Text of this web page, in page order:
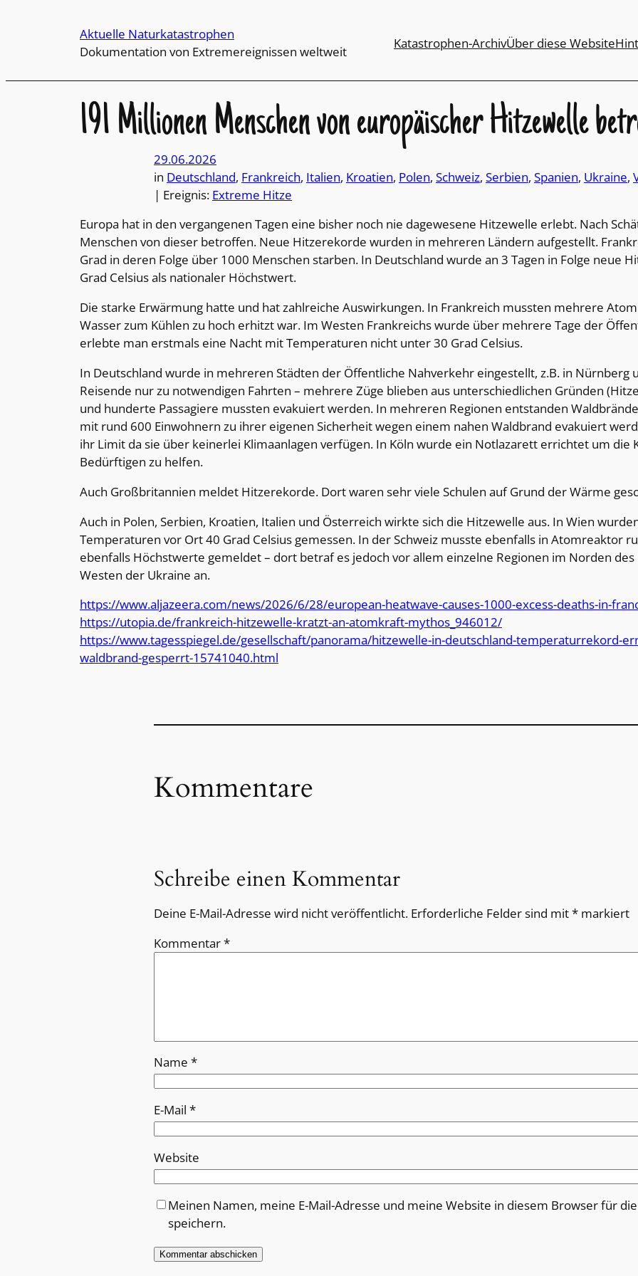
Aktuelle Naturkatastrophen
Dokumentation von Extremereignissen weltweit
Katastrophen-ArchivÜber diese Website
191 Millionen Menschen von europäischer Hitzewelle
29.06.2026
in Deutschland, Frankreich, Italien, Kroatien, Polen, Schweiz, Serbien, Spanien, Ukraine,
| Ereignis: Extreme Hitze
Europa hat in den vergangenen Tagen eine bisher noch nie dagewesene Hitzewelle erlebt. Nach
Menschen von dieser betroffen. Neue Hitzerekorde wurden in mehreren Ländern aufgestellt.
Grad in deren Folge über 1000 Menschen starben. In Deutschland wurde an 3 Tagen in Folge neue
Grad Celsius als nationaler Höchstwert.
Die starke Erwärmung hatte und hat zahlreiche Auswirkungen. In Frankreich mussten mehrere
Wasser zum Kühlen zu hoch erhitzt war. Im Westen Frankreichs wurde über mehrere Tage der
erlebte man erstmals eine Nacht mit Temperaturen nicht unter 30 Grad Celsius.
In Deutschland wurde in mehreren Städten der Öffentliche Nahverkehr eingestellt, z.B. in Nürnberg
Reisende nur zu notwendigen Fahrten – mehrere Züge blieben aus unterschiedlichen Gründen
und hunderte Passagiere mussten evakuiert werden. In mehreren Regionen entstanden
mit rund 600 Einwohnern zu ihrer eigenen Sicherheit wegen einem nahen Waldbrand evakuiert
ihr Limit da sie über keinerlei Klimaanlagen verfügen. In Köln wurde ein Notlazarett errichtet um die
Bedürftigen zu helfen.
Auch Großbritannien meldet Hitzerekorde. Dort waren sehr viele Schulen auf Grund der Wärme
Auch in Polen, Serbien, Kroatien, Italien und Österreich wirkte sich die Hitzewelle aus. In Wien
Temperaturen vor Ort 40 Grad Celsius gemessen. In der Schweiz musste ebenfalls in Atomreaktor
ebenfalls Höchstwerte gemeldet – dort betraf es jedoch vor allem einzelne Regionen im Norden
Westen der Ukraine an.
https://www.aljazeera.com/news/2026/6/28/european-heatwave-causes-1000-excess-deaths-in-
https://utopia.de/frankreich-hitzewelle-kratzt-an-atomkraft-mythos_946012/
https://www.tagesspiegel.de/gesellschaft/panorama/hitzewelle-in-deutschland-temperaturrekord-
waldbrand-gesperrt-15741040.html
Kommentare
Schreibe einen Kommentar
Deine E-Mail-Adresse wird nicht veröffentlicht. Erforderliche Felder sind mit* markiert
Kommentar*
Name *
E-Mail *
Website
Meinen Namen, meine E-Mail-Adresse und meine Website in diesem Browser für
speichern.